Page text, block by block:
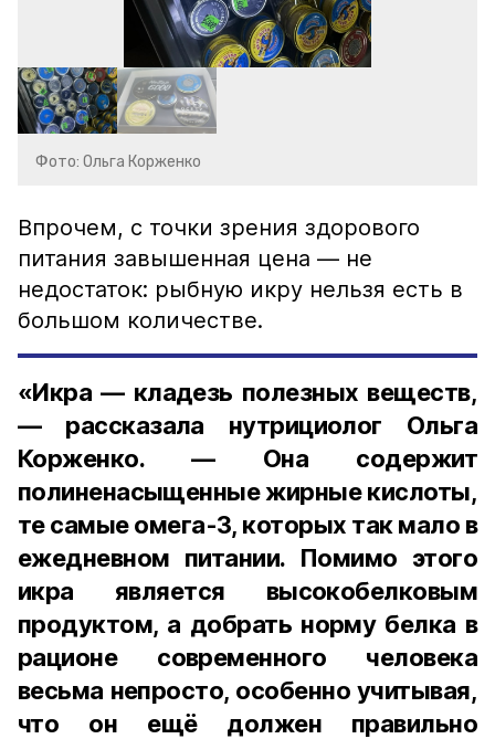
Фото: Ольга Корженко
Впрочем, с точки зрения здорового
питания завышенная цена — не
недостаток: рыбную икру нельзя есть в
большом количестве.
«Икра — кладезь полезных веществ,
— рассказала нутрициолог Ольга
Корженко. — Она содержит
полиненасыщенные жирные кислоты,
те самые омега-3, которых так мало в
ежедневном питании. Помимо этого
икра является высокобелковым
продуктом, а добрать норму белка в
рационе современного человека
весьма непросто, особенно учитывая,
что он ещё должен правильно